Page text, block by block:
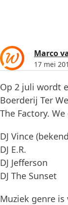
Marco
17 mei
Op 2 juli wordt
Boerderij Ter
The Factory. We
DJ Vince
DJ E.R.
DJ Jefferson
DJ The Sunset
Muziek genre is